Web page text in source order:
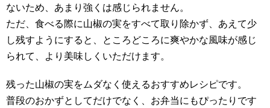
ないため、あまり強くは感じられません。
ただ、食べる際に山椒の実をすべて取り除かず、あえて少
し残すようにすると、ところどころに爽やかな風味が感じ
られて、より美味しくいただけます。
残った山椒の実をムダなく使えるおすすめレシピです。
普段のおかずとしてだけでなく、お弁当にもぴったりです